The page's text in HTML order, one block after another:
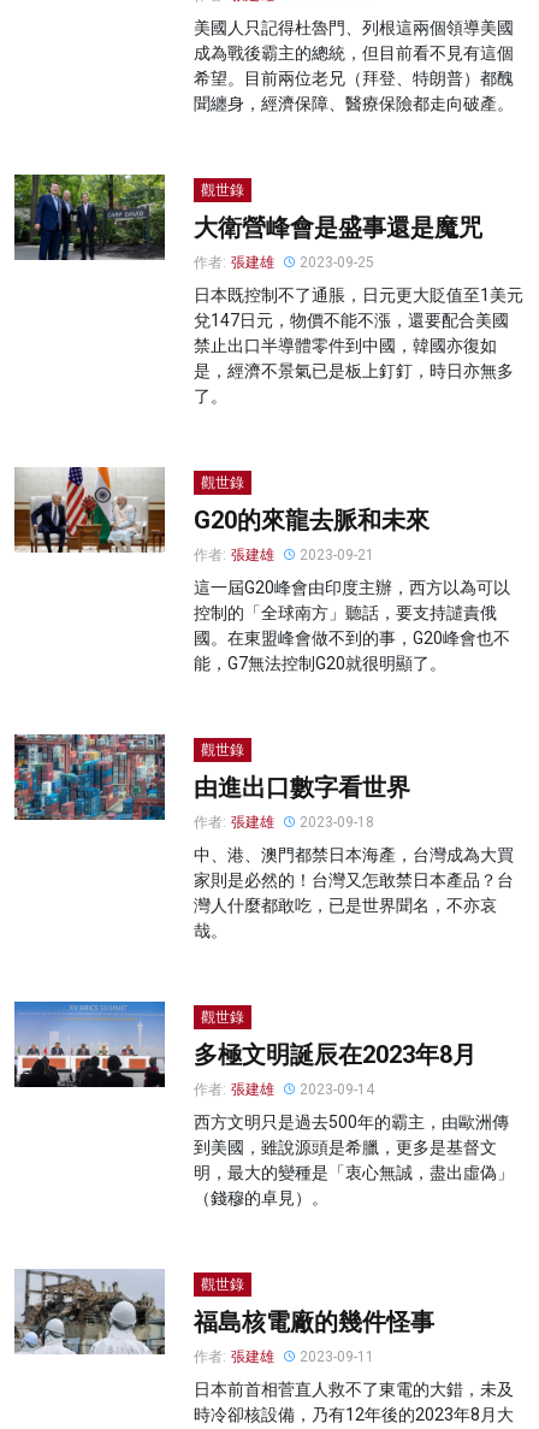
美國人只記得杜魯門、列根這兩個領導美國
成為戰後霸主的總統，但目前看不見有這個
希望。目前兩位老兄（拜登、特朗普）都醜
聞纏身，經濟保障、醫療保險都走向破產。
觀世錄
大衛營峰會是盛事還是魔咒
作者: 張建雄 2023-09-25
日本既控制不了通脹，日元更大貶值至1美元
兌147日元，物價不能不漲，還要配合美國
禁止出口半導體零件到中國，韓國亦復如
是，經濟不景氣已是板上釘釘，時日亦無多
了。
觀世錄
G20的來龍去脈和未來
作者: 張建雄 2023-09-21
這一屆G20峰會由印度主辦，西方以為可以
控制的「全球南方」聽話，要支持譴責俄
國。在東盟峰會做不到的事，G20峰會也不
能，G7無法控制G20就很明顯了。
觀世錄
由進出口數字看世界
作者: 張建雄 2023-09-18
中、港、澳門都禁日本海產，台灣成為大買
家則是必然的！台灣又怎敢禁日本產品？台
灣人什麼都敢吃，已是世界聞名，不亦哀
哉。
觀世錄
多極文明誕辰在2023年8月
作者: 張建雄 2023-09-14
西方文明只是過去500年的霸主，由歐洲傳
到美國，雖說源頭是希臘，更多是基督文
明，最大的變種是「衷心無誠，盡出虛偽」
（錢穆的卓見）。
觀世錄
福島核電廠的幾件怪事
作者: 張建雄 2023-09-11
日本前首相菅直人救不了東電的大錯，未及
時冷卻核設備，乃有12年後的2023年8月大